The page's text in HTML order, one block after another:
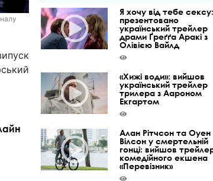
Я хочу від тебе сексу:
презентовано
український трейлер
драми Ґреґґа Аракі з
Олівією Вайлд
«Хижі води»: вийшов
український трейлер
трилера з Аароном
Екгартом
Алан Рітчсон та Оуен
Вілсон у смертельній
гонці: вийшов
комедійного екшена
«Перевізник»